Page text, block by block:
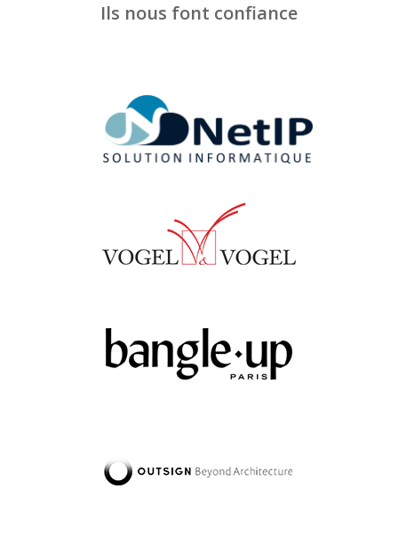
Ils nous font confiance